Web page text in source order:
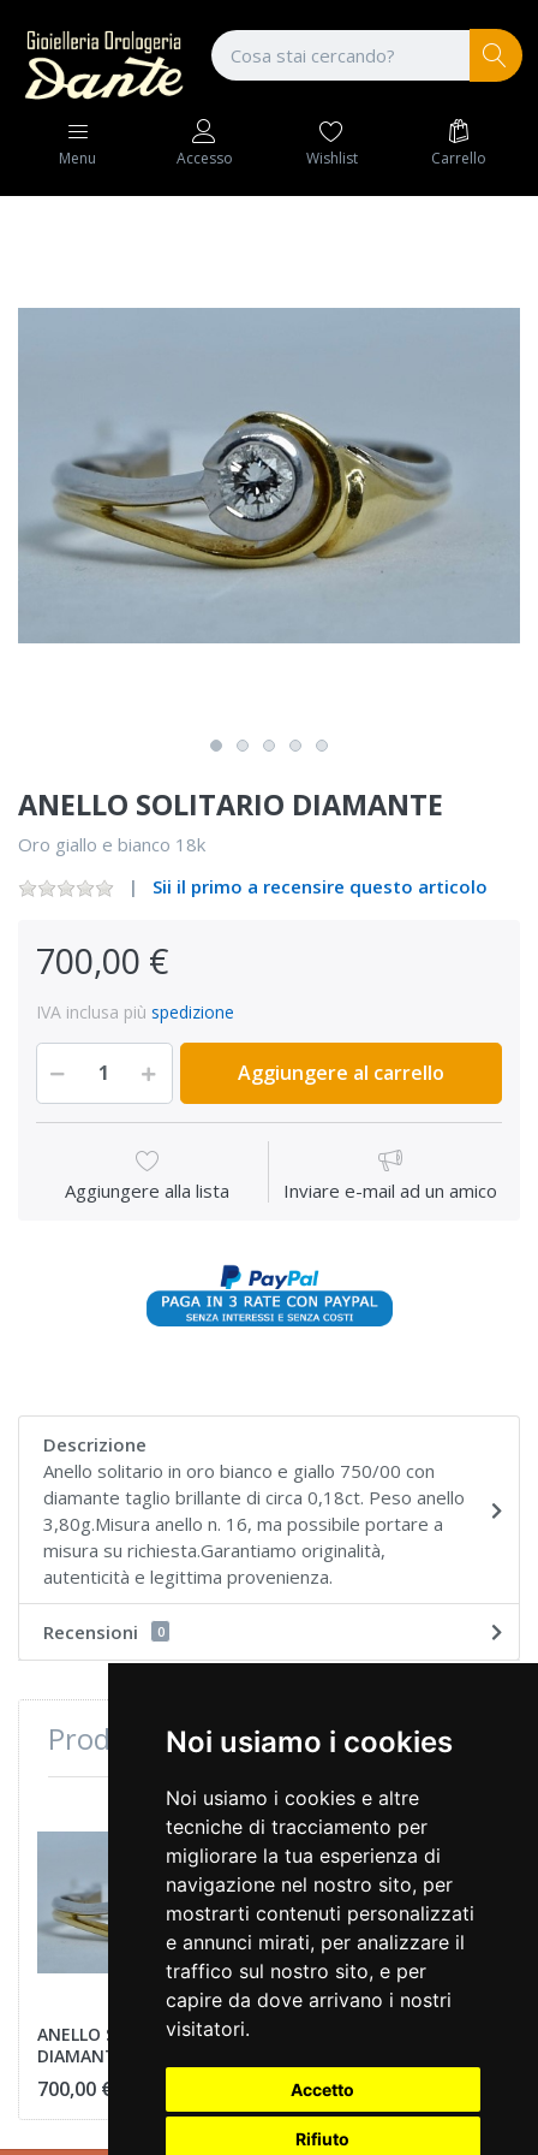
Noi usiamo i cookies
Noi usiamo i cookies e altre
tecniche di tracciamento per
migliorare la tua esperienza di
navigazione nel nostro sito, per
mostrarti contenuti personalizzati
e annunci mirati, per analizzare il
traffico sul nostro sito, e per
capire da dove arrivano i nostri
visitatori.
Accetto
Rifiuto
Menu Accesso Wishlist Carrello
ANELLO SOLITARIO DIAMANTE
Oro giallo e bianco 18k
Sii il primo a recensire questo articolo
700,00 €
IVA inclusa più spedizione
Aggiungere al carrello
Aggiungere alla lista Inviare e-mail ad un amico
Descrizione
Anello solitario in oro bianco e giallo 750/00 con
diamante taglio brillante di circa 0,18ct. Peso anello
3,80g.Misura anello n. 16, ma possibile portare a
misura su richiesta.Garantiamo originalità,
autenticità e legittima provenienza.
Recensioni 0
Prodotti consultati di recente
ANELLO SOLITARIO
DIAMANTE
700,00 €